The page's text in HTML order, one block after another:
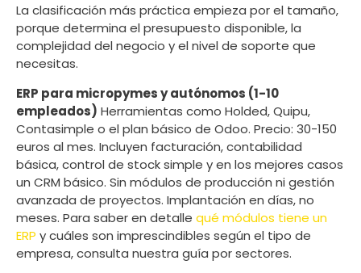
La clasificación más práctica empieza por el tamaño,
porque determina el presupuesto disponible, la
complejidad del negocio y el nivel de soporte que
necesitas.
ERP para micropymes y autónomos (1-10
empleados) Herramientas como Holded, Quipu,
Contasimple o el plan básico de Odoo. Precio: 30-150
euros al mes. Incluyen facturación, contabilidad
básica, control de stock simple y en los mejores casos
un CRM básico. Sin módulos de producción ni gestión
avanzada de proyectos. Implantación en días, no
meses. Para saber en detalle qué módulos tiene un
ERP y cuáles son imprescindibles según el tipo de
empresa, consulta nuestra guía por sectores.